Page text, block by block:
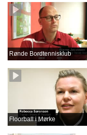
Rønde Bordtennisklub
Floorball i Mørke